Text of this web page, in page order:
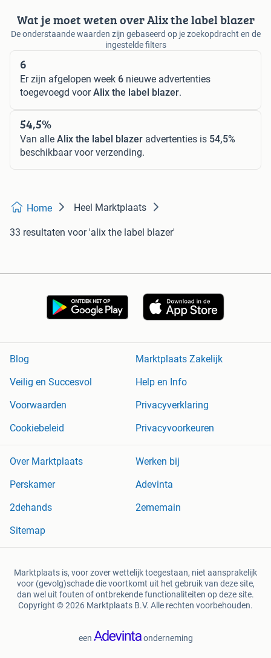
Wat je moet weten over Alix the label blazer
De onderstaande waarden zijn gebaseerd op je zoekopdracht en de
ingestelde filters
6
Er zijn afgelopen week 6 nieuwe advertenties
toegevoegd voorAlix the label blazer.
54,5%
Van alle Alix the label blazer advertenties is 54,5%
beschikbaar voor verzending.
Home Heel Marktplaats
33 resultaten voor 'alix the label blazer'
Blog
Marktplaats Zakelijk
Veilig en Succesvol
Help en Info
Voorwaarden
Privacyverklaring
Cookiebeleid
Privacyvoorkeuren
Over Marktplaats
Werken bij
Perskamer
Adevinta
2dehands
2ememain
Sitemap
Marktplaats is, voor zover wettelijk toegestaan, niet aansprakelijk
voor (gevolg)schade die voortkomt uit het gebruik van deze site,
dan wel uit fouten of ontbrekende functionaliteiten op deze site.
Copyright © 2026 Marktplaats B.V. Alle rechten voorbehouden.
een onderneming